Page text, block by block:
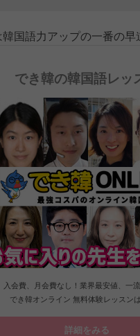
国語力アップの一番の早
でき韓の韓国語レッ
入会費、月会費なし！業界最安値、一流
でき韓オンライン 無料体験レッスン
詳細をみる